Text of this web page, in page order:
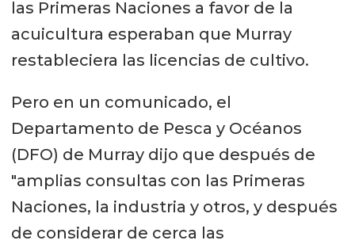
las Primeras Naciones a favor de la
acuicultura esperaban que Murray
restableciera las licencias de cultivo.
Pero en un comunicado, el
Departamento de Pesca y Océanos
(DFO) de Murray dijo que después de
"amplias consultas con las Primeras
Naciones, la industria y otros, y después
de considerar de cerca las